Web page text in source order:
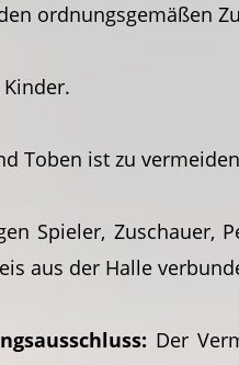
ordnungsgemäßen
Toben ist zu
Spieler,
aus der Halle
Der